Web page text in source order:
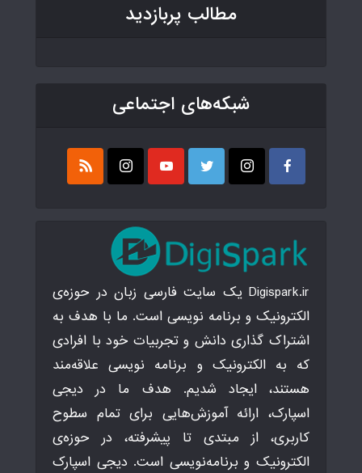
مطالب پربازدید
شبکه‌های اجتماعی
Digispark.ir یک سایت فارسی زبان در حوزه‌ی
الکترونیک و برنامه نویسی است. ما با هدف به
اشتراک گذاری دانش و تجربیات خود با افرادی
که به الکترونیک و برنامه نویسی علاقه‌مند
هستند، ایجاد شدیم. هدف ما در دیجی
اسپارک، ارائه آموزش‌هایی برای تمام سطوح
کاربری، از مبتدی تا پیشرفته، در حوزه‌ی
الکترونیک و برنامه‌نویسی است. دیجی اسپارک